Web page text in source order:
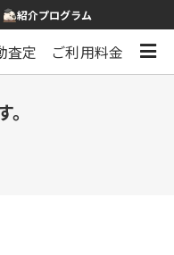
紹介プログラム
査定 ご利用料金